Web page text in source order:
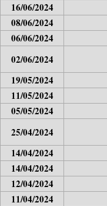
16/06/2024
08/06/2024
06/06/2024
02/06/2024
19/05/2024
11/05/2024
05/05/2024
25/04/2024
14/04/2024
14/04/2024
12/04/2024
11/04/2024